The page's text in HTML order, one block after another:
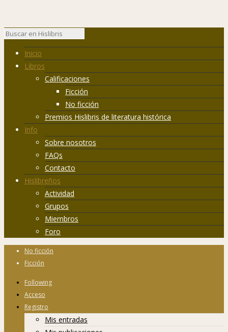
Inicio
Libros
Calificaciones
Ficción
No ficción
Premios Hislibris de literatura histórica
Info
Sobre nosotros
FAQs
Contacto
Hislibreños
Actividad
Grupos
Miembros
Foro
No ficción
Ficción
Following
Acceso
Registro
Mis entradas